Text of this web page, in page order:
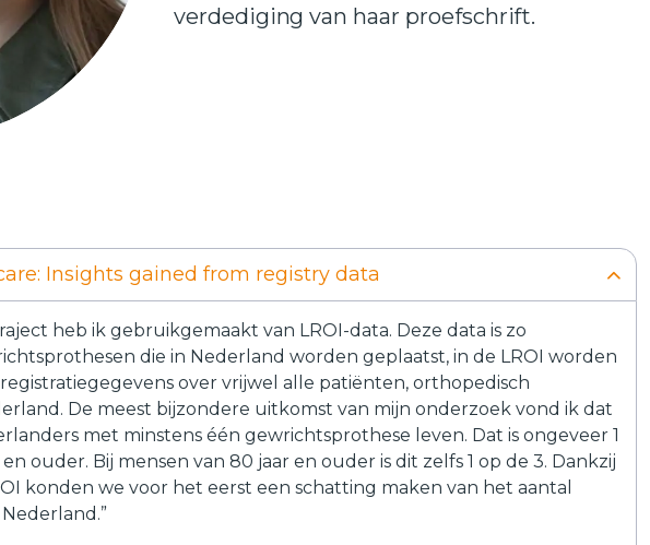
verdediging van haar proefschrift.
Insights gained from registry data
heb ik gebruikgemaakt van LROI-data. Deze data is zo
die in Nederland worden geplaatst, in de LROI worden
over vrijwel alle patiënten, orthopedisch
De meest bijzondere uitkomst van mijn onderzoek vond ik dat
met minstens één gewrichtsprothese leven. Dat is ongeveer 1
ouder. Bij mensen van 80 jaar en ouder is dit zelfs 1 op de 3. Dankzij
konden we voor het eerst een schatting maken van het aantal